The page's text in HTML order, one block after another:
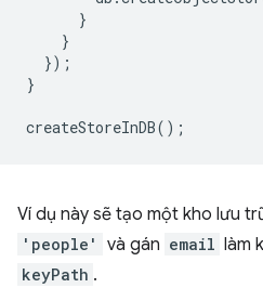
}
}
});
}
createStoreInDB();
Ví dụ này sẽ tạo một kho lưu
'people' và gán email làm
keyPath .